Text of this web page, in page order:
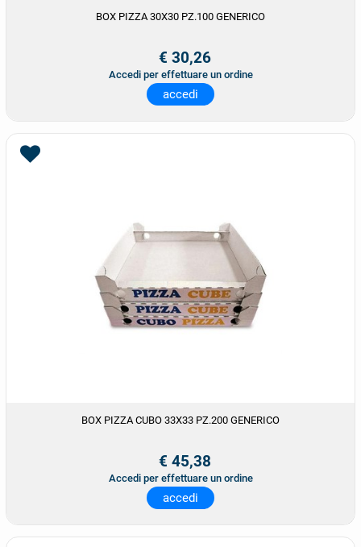
BOX PIZZA 30X30 PZ.100 GENERICO
€ 30,26
Accedi per effettuare un ordine
accedi
BOX PIZZA CUBO 33X33 PZ.200 GENERICO
€ 45,38
Accedi per effettuare un ordine
accedi